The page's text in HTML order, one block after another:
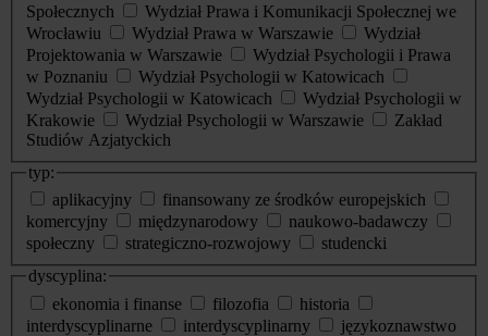
Społecznych
Wydział Prawa i Komunikacji Społecznej we
Wrocławiu
Wydział Prawa w Warszawie
Wydział
Projektowania w Warszawie
Wydział Psychologii i Prawa
w Poznaniu
Wydział Psychologii w Katowicach
Wydział Psychologii w Katowicach
Wydział Psychologii w
Krakowie
Wydział Psychologii w Warszawie
Zakład
Studiów Azjatyckich
typ:
aplikacyjny
finansowany ze środków europejskich
komercyjny
międzynarodowy
naukowo-badawczy
społeczny
strategiczno-rozwojowy
studencki
dyscyplina:
ekonomia i finanse
filozofia
historia
interdyscyplinarne
interdyscyplinarny
językoznawstwo